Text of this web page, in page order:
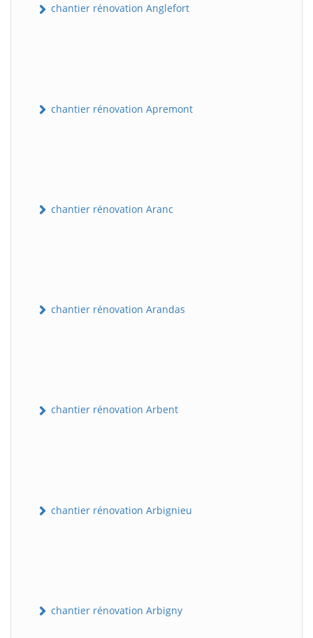
chantier rénovation Anglefort
chantier rénovation Apremont
chantier rénovation Aranc
chantier rénovation Arandas
chantier rénovation Arbent
chantier rénovation Arbignieu
chantier rénovation Arbigny